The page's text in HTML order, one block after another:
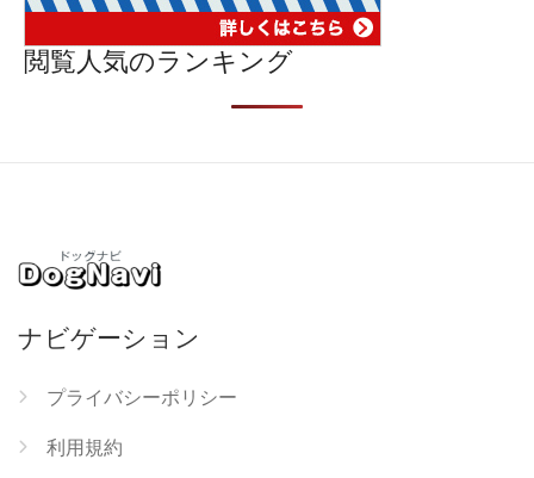
閲覧人気のランキング
ナビゲーション
プライバシーポリシー
利用規約